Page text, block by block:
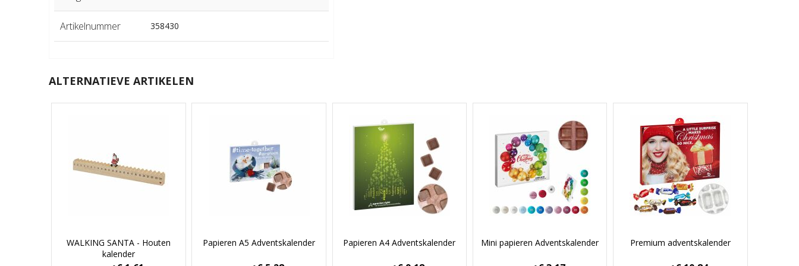
Artikelnummer 358430
ALTERNATIEVE ARTIKELEN
WALKING SANTA - Houten
kalender
Papieren A5 Adventskalender Papieren A4 Adventskalender Mini papieren Adventskalender Premium adventskalender